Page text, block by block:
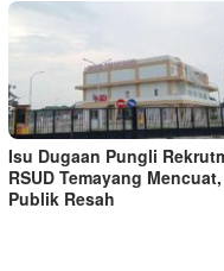
Isu Dugaan Pungli
RSUD Temayang Mencuat,
Publik Resah